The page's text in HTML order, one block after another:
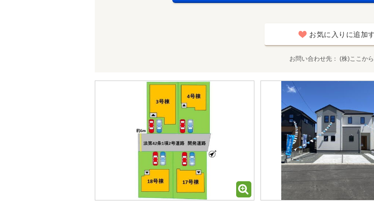
お気に入りに追加
お問い合わせ先 (株)ここか